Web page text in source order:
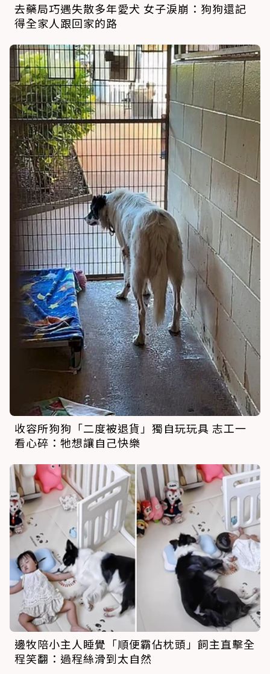
去藥局巧遇失散多年愛犬 女子淚崩：狗狗還記
得全家人跟回家的路
收容所狗狗「二度被退貨」獨自玩玩具 志工一
看心碎：牠想讓自己快樂
邊牧陪小主人睡覺「順便霸佔枕頭」飼主直擊全
程笑翻：過程絲滑到太自然